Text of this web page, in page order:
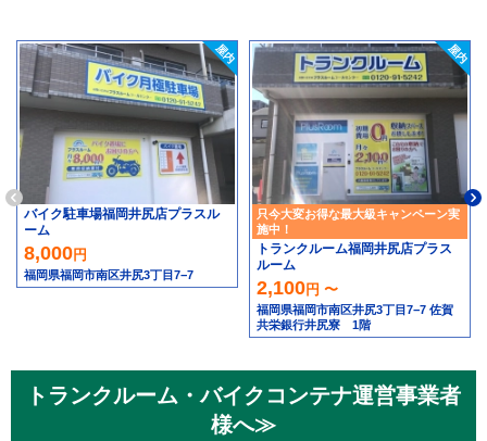
バイク駐車場福岡井尻店プラスル
ーム
8,000円
福岡県福岡市南区井尻3丁目7−7
只今大変お得な最大級キャンペーン実
施中！
トランクルーム福岡井尻店プラス
ルーム
2,100円 〜
福岡県福岡市南区井尻3丁目7−7 佐賀
共栄銀行井尻寮 1階
トランクルーム・バイクコンテナ運営事業者
様へ≫